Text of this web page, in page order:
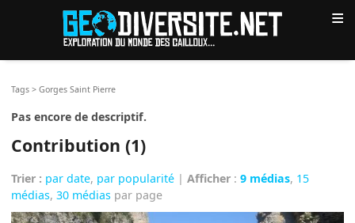
≡
Tags >Gorges Saint Pierre
Pas encore de descriptif.
Contribution (1)
Trier : par date, par popularité |Afficher :9 médias, 15
médias,30 médias par page